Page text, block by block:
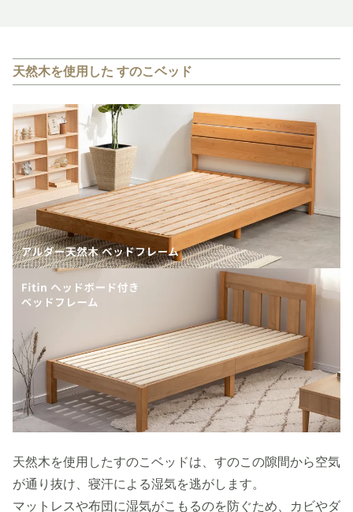
天然木を使用した すのこベッド
天然木を使用したすのこベッドは、すのこの隙間から空気
が通り抜け、寝汗による湿気を逃がします。
マットレスや布団に湿気がこもるのを防ぐため、カビやダ